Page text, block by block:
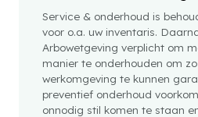
Service & onderhoud is
voor o.a. uw inventaris.
Arbowetgeving verplicht om
manier te onderhouden om
werkomgeving te kunnen
preventief onderhoud
onnodig stil komen te staan